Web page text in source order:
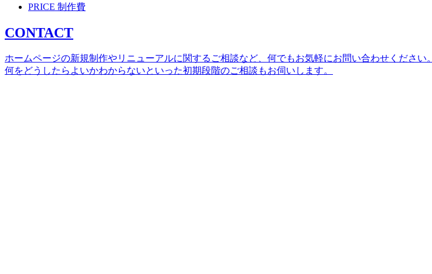
PRICE 制作費
CONTACT
ホームページの新規制作やリニューアルに関するご相談など、何でもお気軽にお問い合わせください。
何をどうしたらよいかわからないといった初期段階のご相談もお伺いします。